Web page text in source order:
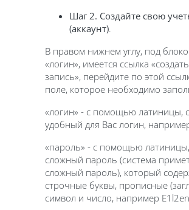
Шаг 2. Создайте свою
(аккаунт).
В правом нижнем углу, под
«логин», имеется ссылка
запись», перейдите по этой
поле, которое необходимо
«логин» - с помощью латиницы,
удобный для Вас логин,
«пароль» - с помощью
сложный пароль (система
сложный пароль), который
строчные буквы, прописные
символ и число, например